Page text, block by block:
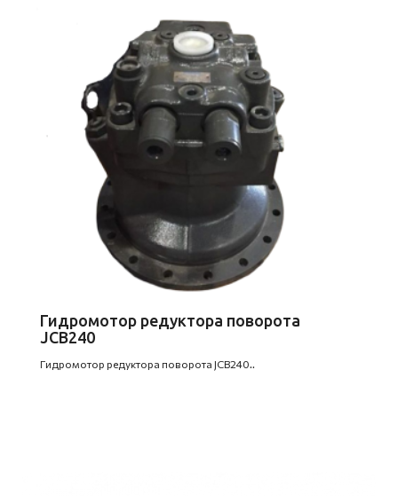
Гидромотор редуктора поворота
JCB240
Гидромотор редуктора поворота JCB240..